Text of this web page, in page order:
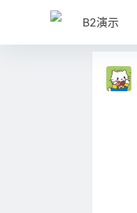
B2演示